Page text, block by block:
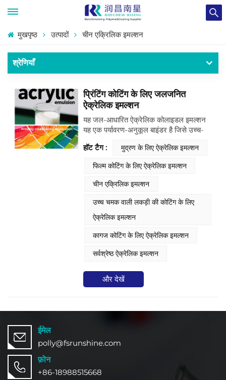
मुखपृष्ठ उत्पादों चीन एक्रिलिक इमल्शन
श्रेणियाँ
प्रिंटिंग कोटिंग के लिए जलजनित
ऐक्रेलिक इमल्शन
यह जल-आधारित ऐक्रेलिक कोलाइडल इमल्शन
यह एक पर्यावरण-अनुकूल बाइंडर है जिसे उच्च-
किया गया है। यह उत्कृष्ट स्थायित्व, यूवी प्रतिरोध
और विभिन्न सबस्ट्रेट्स पर आसंजन प्रदान
करता है, साथ ही प्रिंटिंग कोटिंग अनुप्रयोगों के
लिए कम VOCs और बेहतर कोलाइडल स्थिरता
प्रदान करता है।
हॉट टैग :
मुद्रण के लिए ऐक्रेलिक इमल्शन
फिल्म कोटिंग के लिए ऐक्रेलिक इमल्शन
चीन एक्रिलिक इमल्शन
उच्च चमक वाली लकड़ी की कोटिंग के लिए
ऐक्रेलिक इमल्शन
कागज कोटिंग के लिए ऐक्रेलिक इमल्शन
सर्वश्रेष्ठ ऐक्रेलिक इमल्शन
और देखें
ईमेल
polly@fsrunshine.com
फ़ोन
+86-18988515668